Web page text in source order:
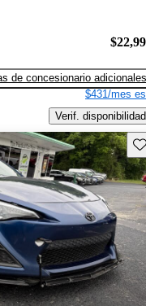
de concesionario adicionales
$431/mes
Verif. disponibilidad